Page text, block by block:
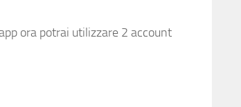
ora potrai utilizzare 2 account